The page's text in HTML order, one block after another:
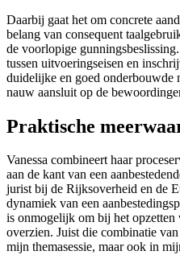
Daarbij gaat het om concrete
belang van consequent
de voorlopige
tussen uitvoeringseisen en
duidelijke en goed
nauw aansluit op de
Praktische
Vanessa combineert haar
aan de kant van een
jurist bij de Rijksoverheid en de
dynamiek van een
is onmogelijk om bij het opzetten
overzien. Juist die combinatie
mijn themasessie, maar ook in